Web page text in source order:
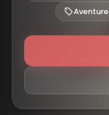
Aventure